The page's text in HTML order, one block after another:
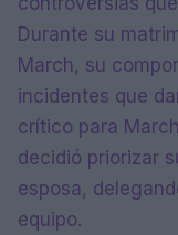
Durante su
March, su
incidentes que
crítico para
decidió priorizar
esposa,
equipo.